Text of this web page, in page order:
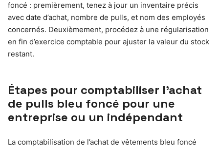
foncé : premièrement, tenez à jour un inventaire précis
avec date d’achat, nombre de pulls, et nom des employés
concernés. Deuxièmement, procédez à une régularisation
en fin d’exercice comptable pour ajuster la valeur du stock
restant.
Étapes pour comptabiliser l’achat
de pulls bleu foncé pour une
entreprise ou un indépendant
La comptabilisation de l’achat de vêtements bleu foncé